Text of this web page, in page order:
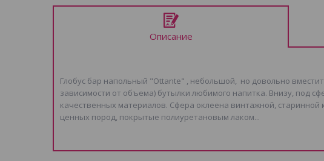
Описание
Глобус бар напольный "Ottante" , небольшой, но довольно
зависимости от объема) бутылки любимого напитка. Внизу, под
качественных материалов. Сфера оклеена винтажной,
ценных пород, покрытые полиуретановым лаком...